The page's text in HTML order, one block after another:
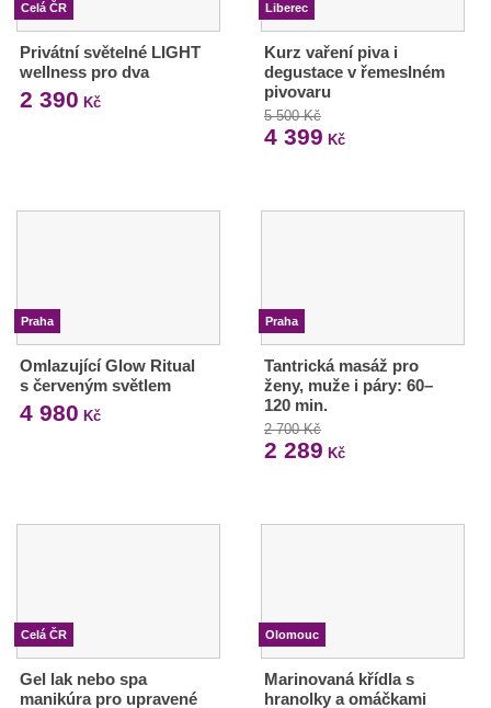
Celá ČR
Privátní světelné LIGHT
wellness pro dva
2 390 Kč
Liberec
Kurz vaření piva i
degustace v řemeslném
pivovaru
5 500 Kč
4 399 Kč
Praha
Omlazující Glow Ritual
s červeným světlem
4 980 Kč
Praha
Tantrická masáž pro
ženy, muže i páry: 60–
120 min.
2 700 Kč
2 289 Kč
Celá ČR
Gel lak nebo spa
manikúra pro upravené
Olomouc
Marinovaná křídla s
hranolky a omáčkami